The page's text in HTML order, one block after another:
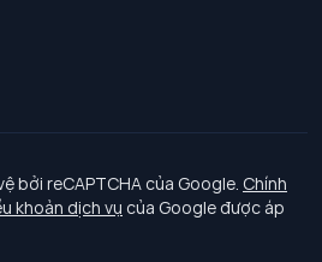
thiết
nhân
nhận
bởi reCAPTCHA của Google. Chính
khoản dịch vụ của Google được áp